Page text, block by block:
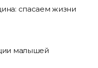
спасаем жизни
малышей